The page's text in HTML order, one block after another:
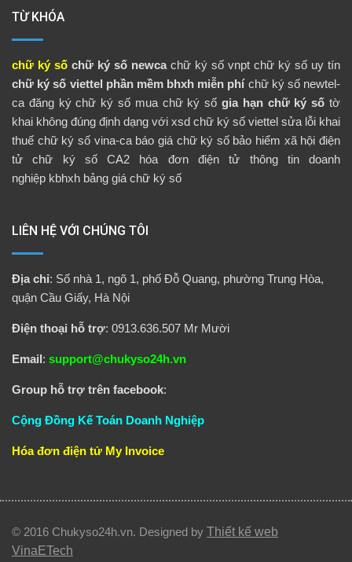
TỪ KHÓA
chữ ký số chữ ký số newca chữ ký số vnpt chữ ký số uy tín
chữ ký số viettel phần mềm bhxh miễn phí chữ ký số newtel-
ca đăng ký chữ ký số mua chữ ký số gia hạn chữ ký số tờ
khai không đúng định dạng với xsd chữ ký số viettel sửa lỗi khai
thuế chữ ký số vina-ca báo giá chữ ký số bảo hiểm xã hội điện
tử
chữ ký số CA2 hóa đơn điện tử
thông tin doanh
nghiệp kbhxh bảng giá chữ ký số
LIÊN HỆ VỚI CHÚNG TÔI
Địa chỉ: Số nhà 1, ngõ 1, phố Đỗ Quang, phường Trung Hòa,
quận Cầu Giấy, Hà Nội
Điện thoại hỗ trợ: 0913.636.507 Mr Mười
Email: support@chukyso24h.vn
Group hỗ trợ trên facebook:
Cộng Đồng Kế Toán Doanh Nghiệp
Hóa đơn điện tử My Invoice
© 2016 Chukyso24h.vn. Designed by Thiết kế web
VinaETech